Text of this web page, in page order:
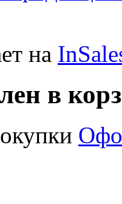
на
в